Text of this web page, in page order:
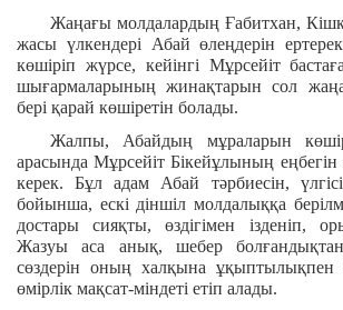
Жаңағы молдалардың Ғабитхан,
жасы үлкендері Абай өлеңдерін
көшіріп жүрсе, кейінгі Мұрсейіт
шығармаларының жинақтарын сол
бері қарай көшіретін болады.
Жалпы, Абайдың мұраларын
арасында Мұрсейіт Бікейұлының
керек. Бұл адам Абай тәрбиесін,
бойынша, ескі діншіл молдалыққа
достары сияқты, өздігімен ізденіп,
Жазуы аса анық, шебер
сөздерін оның халқына ұқыптылықпен
өмірлік мақсат-міндеті етіп алады.